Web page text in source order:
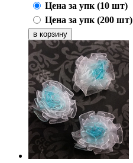
Цена за упк (10 шт)
Цена за упк (200 шт)